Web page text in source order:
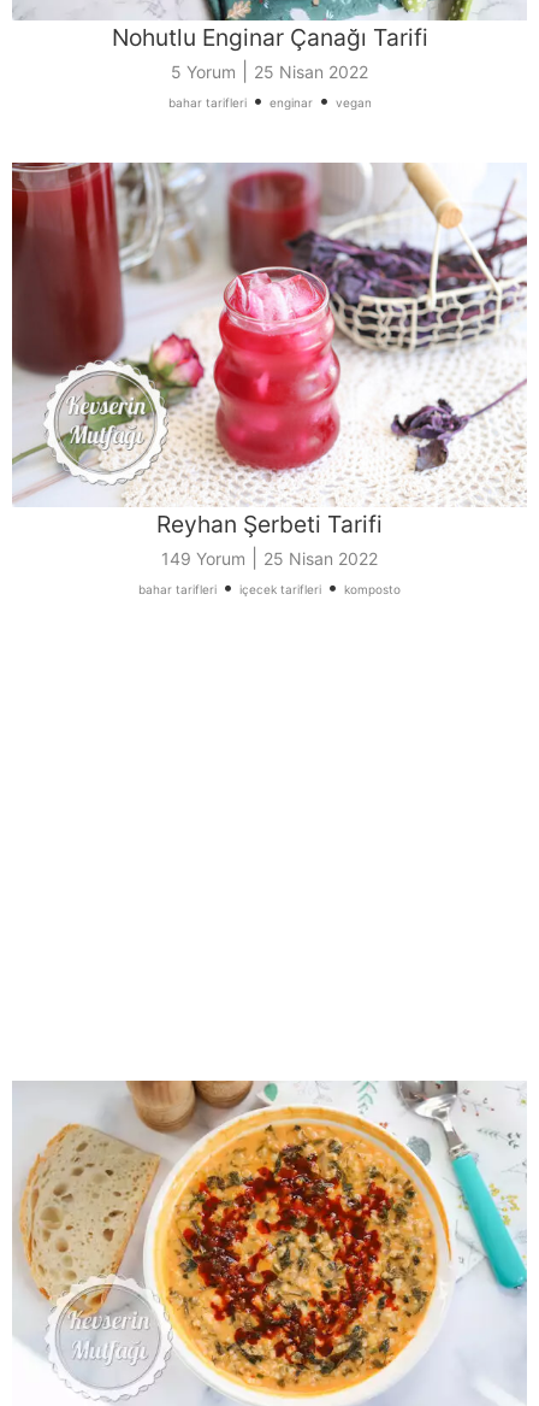
Nohutlu Enginar Çanağı Tarifi
5 Yorum 25 Nisan 2022
bahar tarifleri• enginar• vegan
Reyhan Şerbeti Tarifi
149 Yorum 25 Nisan 2022
bahar tarifleri • içecek tarifleri • komposto